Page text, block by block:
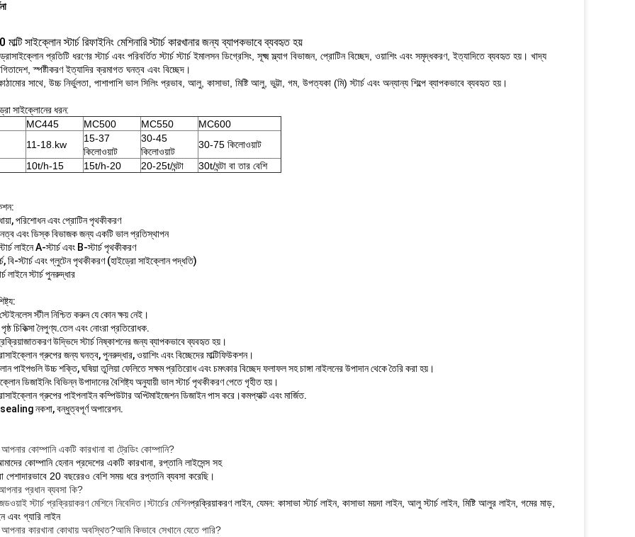
সাইক্লোন স্টার্চ রিফাইনিং মেশিনারি স্টার্চ কারখানার জন্য ব্যাপকভাবে ব্যবহৃত হয়
প্রতিটি ধরণের স্টার্চ এবং পরিবর্তিত স্টার্চ স্টার্চ ইমালসন ডিগ্রেসিং, সূক্ষ্ম স্ল্যাগ বিভাজন, প্রোটিন বিচ্ছেদ, ওয়াশিং এবং সমৃদ্ধকরণ, ইত্যাদিতে ব্যবহৃত হয়। খাদ্য
স্পষ্টীকরণ ইত্যাদির ক্রমাগত ঘনত্ব এবং বিচ্ছেদ।
সাথে, উচ্চ নির্ভুলতা, পাশাপাশি ভাল সিলিং প্রভাব, আলু, কাসাভা, মিষ্টি আলু, ভুট্টা, গম, উপত্যকা (মি) স্টার্চ এবং অন্যান্য শিল্পে ব্যাপকভাবে ব্যবহৃত হয়।
সাইক্লোনের ধরন:
MC445
MC500 MC550
MC600
11-18.kw
15-37
কিলোওয়াট
30-45
কিলোওয়াট
30-75 কিলোওয়াট
10t/h-15
15t/h-20 20-25t/ঘন্টা 30t/ঘন্টা বা তার বেশি
পরিশোধন এবং প্রোটিন পৃথকীকরণ
এবং ডিস্ক বিভাজক জন্য একটি ভাল প্রতিস্থাপন
লাইনে A-স্টার্চ এবং B-স্টার্চ পৃথকীকরণ
বি-স্টার্চ এবং গ্লুটেন পৃথকীকরণ (হাইড্রো সাইক্লোন পদ্ধতি)
লাইনে স্টার্চ পুনরুদ্ধার
স্টীল নিশ্চিত করুন যে কোন ক্ষয় নেই।
চিকিত্সা নৈপুণ্য.তেল এবং নোংরা প্রতিরোধক.
উদ্ভিদে স্টার্চ নিষ্কাশনের জন্য ব্যাপকভাবে ব্যবহৃত হয়।
গ্রুপের জন্য ঘনত্ব, পুনরুদ্ধার, ওয়াশিং এবং বিচ্ছেদের মাল্টিফিউকশন।
পাইপগুলি উচ্চ শক্তি, ঘষিয়া তুলিয়া ফেলিতে সক্ষম প্রতিরোধ এবং চমৎকার বিচ্ছেদ ফলাফল সহ চাঙ্গা নাইলনের উপাদান থেকে তৈরি করা হয়।
ডিজাইনিং বিভিন্ন উপাদানের বৈশিষ্ট্য অনুযায়ী ভাল স্টার্চ পৃথকীকরণ পেতে গৃহীত হয়।
গ্রুপের পাইপলাইন কম্পিউটার অপ্টিমাইজেশন ডিজাইন পাস করে।কমপ্যাক্ট এবং মার্জিত.
নকশা, বন্ধুত্বপূর্ণ অপারেশন.
কোম্পানি একটি কারখানা বা ট্রেডিং কোম্পানি?
কোম্পানি হেনান প্রদেশের একটি কারখানা, রপ্তানি লাইসেন্স সহ
পেশাদারভাবে 20 বছরেরও বেশি সময় ধরে রপ্তানি ব্যবসা করেছি।
প্রধান ব্যবসা কি?
স্টার্চ প্রক্রিয়াকরণ মেশিনে নিবেদিত।স্টার্চের মেশিনপ্রক্রিয়াকরণ লাইন, যেমন: কাসাভা স্টার্চ লাইন, কাসাভা ময়দা লাইন, আলু স্টার্চ লাইন, মিষ্টি আলুর লাইন, গমের মাড়,
এবং গ্যারি লাইন
কারখানা কোথায় অবস্থিত?আমি কিভাবে সেখানে যেতে পারি?